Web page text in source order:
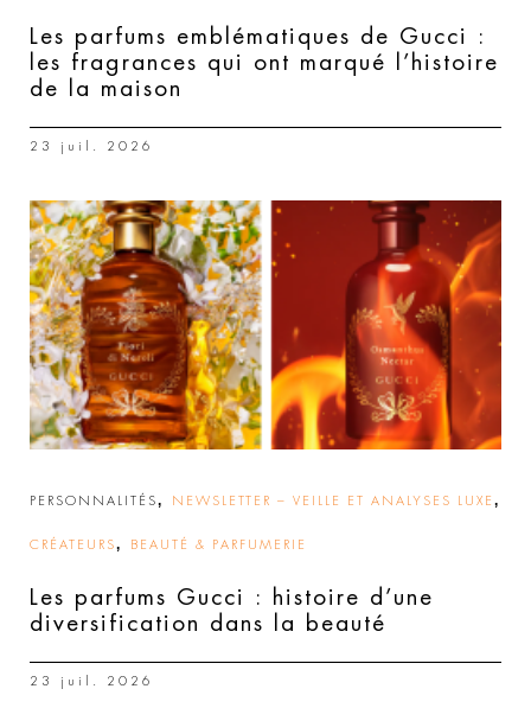
Les parfums emblématiques de Gucci :
les fragrances qui ont marqué l’histoire
de la maison
23 juil. 2026
PERSONNALITÉS, NEWSLETTER – VEILLE ET ANALYSES LUXE ,
CRÉATEURS, BEAUTÉ & PARFUMERIE
Les parfums Gucci : histoire d’une
diversification dans la beauté
23 juil. 2026